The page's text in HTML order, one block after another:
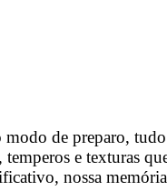
modo de preparo,
e texturas
nossa